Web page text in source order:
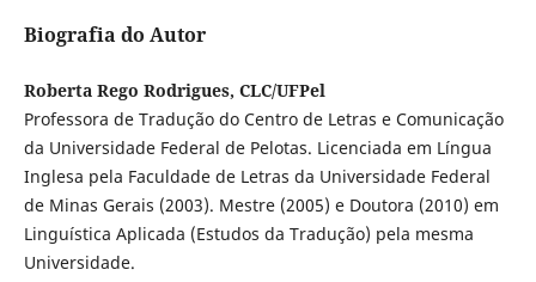
Biografia do Autor
Roberta Rego Rodrigues, CLC/UFPel
Professora de Tradução do Centro de Letras e Comunicação
da Universidade Federal de Pelotas. Licenciada em Língua
Inglesa pela Faculdade de Letras da Universidade Federal
de Minas Gerais (2003). Mestre (2005) e Doutora (2010) em
Linguística Aplicada (Estudos da Tradução) pela mesma
Universidade.